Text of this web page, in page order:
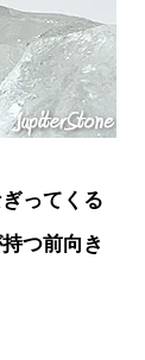
ってくる
つ前向き